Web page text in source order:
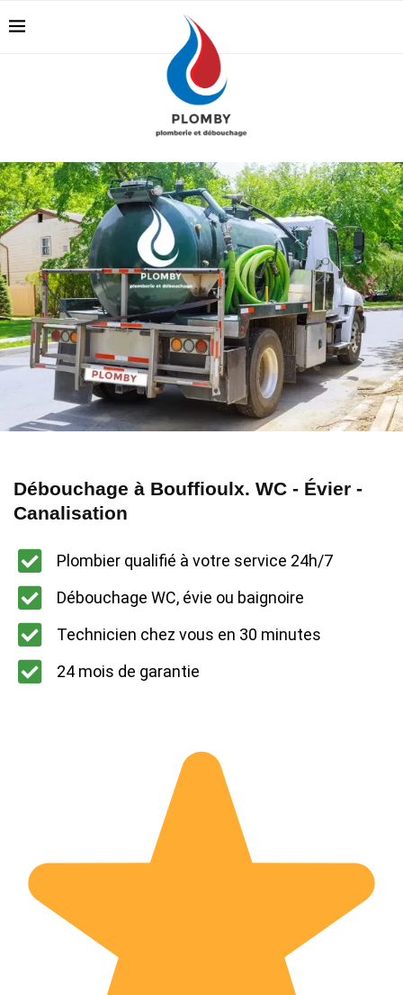
Débouchage à Bouffioulx. WC - Évier -
Canalisation
Plombier qualifié à votre service 24h/7
Débouchage WC, évie ou baignoire
Technicien chez vous en 30 minutes
24 mois de garantie